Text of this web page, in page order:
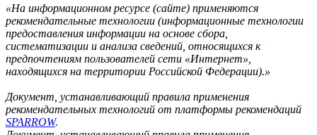
«На информационном ресурсе (сайте) применяются
рекомендательные технологии (информационные технологии
предоставления информации на основе сбора,
систематизации и анализа сведений, относящихся к
предпочтениям пользователей сети «Интернет»,
находящихся на территории Российской Федерации).»
Документ, устанавливающий правила применения
рекомендательных технологий от платформы рекомендаций
SPARROW.